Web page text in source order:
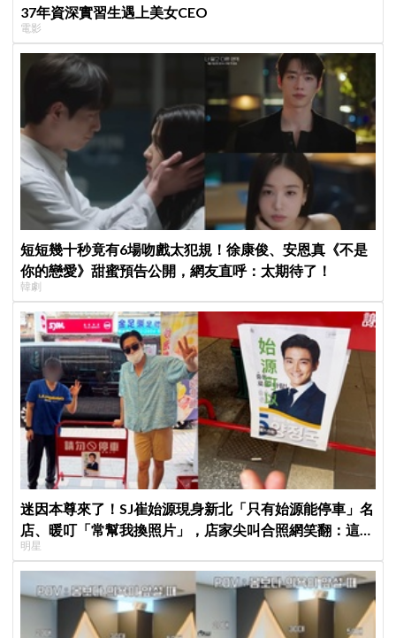
37年資深實習生遇上美女CEO
電影
短短幾十秒竟有6場吻戲太犯規！徐康俊、安恩真《不是
你的戀愛》甜蜜預告公開，網友直呼：太期待了！
韓劇
迷因本尊來了！SJ崔始源現身新北「只有始源能停車」名
店、暖叮「常幫我換照片」，店家尖叫合照網笑翻：這輩
子不能脫粉了
明星